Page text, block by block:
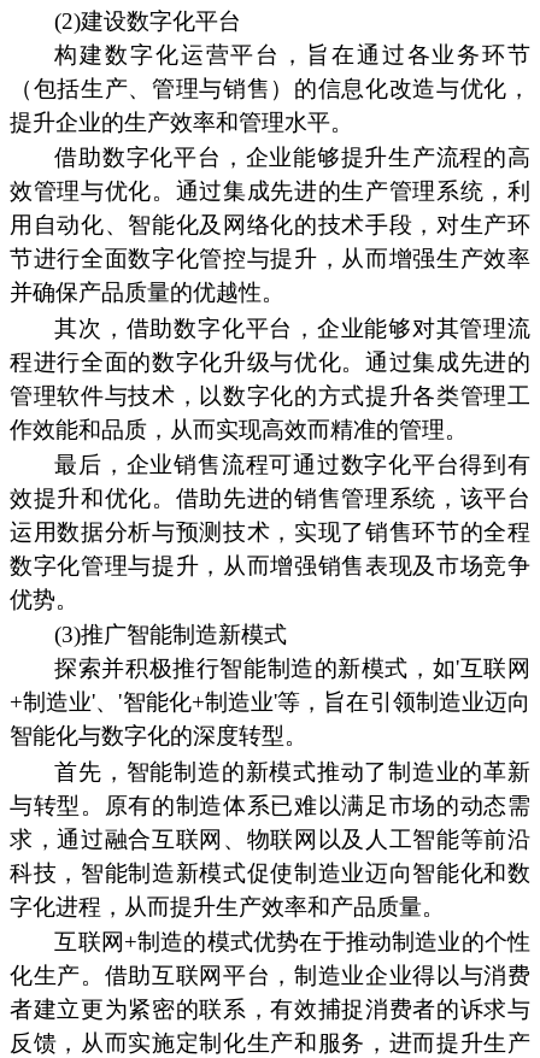
(2)建设数字化平台
构建数字化运营平台，旨在通过各业务环节
（包括生产、管理与销售）的信息化改造与优化，
提升企业的生产效率和管理水平。
借助数字化平台，企业能够提升生产流程的高
效管理与优化。通过集成先进的生产管理系统，利
用自动化、智能化及网络化的技术手段，对生产环
节进行全面数字化管控与提升，从而增强生产效率
并确保产品质量的优越性。
其次，借助数字化平台，企业能够对其管理流
程进行全面的数字化升级与优化。通过集成先进的
管理软件与技术，以数字化的方式提升各类管理工
作效能和品质，从而实现高效而精准的管理。
最后，企业销售流程可通过数字化平台得到有
效提升和优化。借助先进的销售管理系统，该平台
运用数据分析与预测技术，实现了销售环节的全程
数字化管理与提升，从而增强销售表现及市场竞争
优势。
(3)推广智能制造新模式
探索并积极推行智能制造的新模式，如'互联网
+制造业'、'智能化+制造业'等，旨在引领制造业迈向
智能化与数字化的深度转型。
首先，智能制造的新模式推动了制造业的革新
与转型。原有的制造体系已难以满足市场的动态需
求，通过融合互联网、物联网以及人工智能等前沿
科技，智能制造新模式促使制造业迈向智能化和数
字化进程，从而提升生产效率和产品质量。
互联网+制造的模式优势在于推动制造业的个性
化生产。借助互联网平台，制造业企业得以与消费
者建立更为紧密的联系，有效捕捉消费者的诉求与
反馈，从而实施定制化生产和服务，进而提升生产